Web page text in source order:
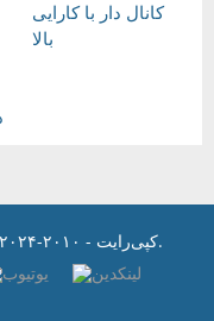
© کپی‌رایت - ۲۰۱۰-۲۰۲۴: تمامی حقوق محفوظ برای شیشه یانگ‌یو.